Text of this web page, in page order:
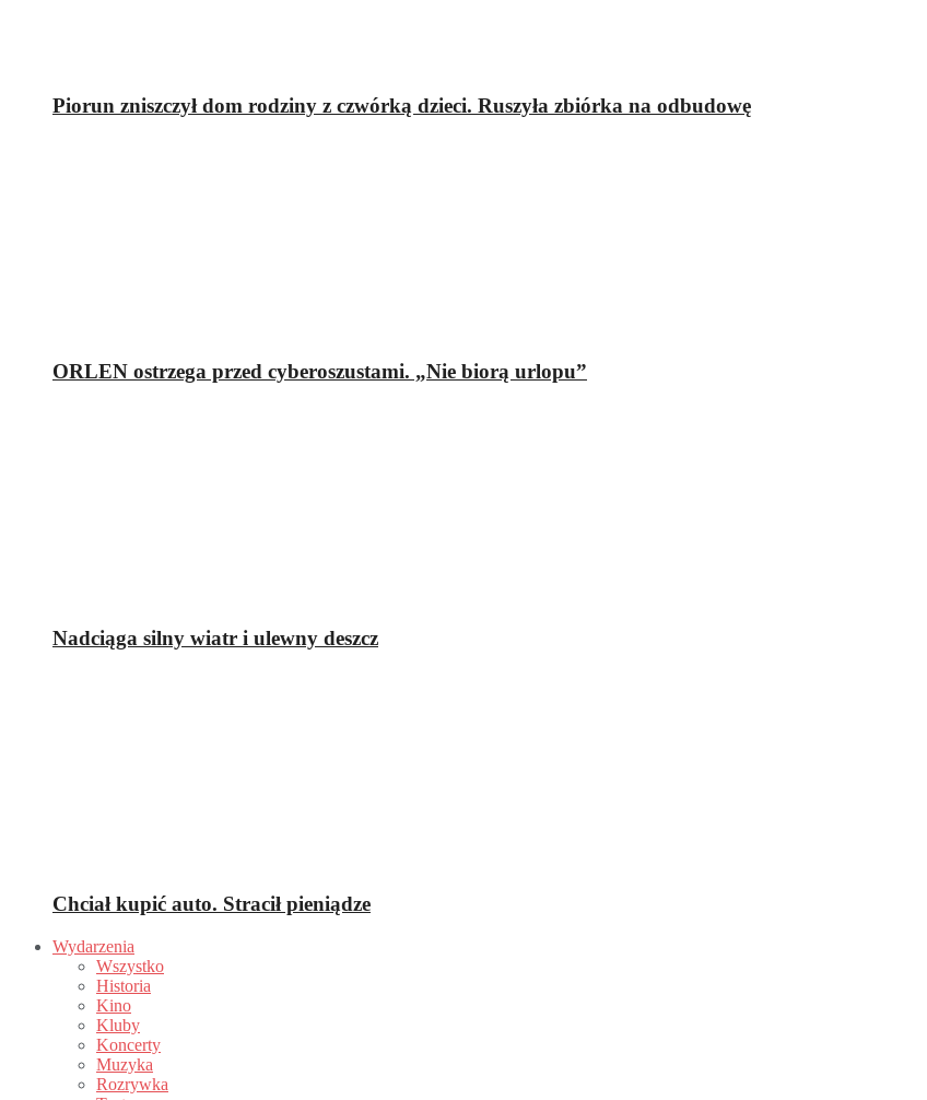
Piorun zniszczył dom rodziny z czwórką dzieci. Ruszyła zbiórka na odbudowę
ORLEN ostrzega przed cyberoszustami. „Nie biorą urlopu”
Nadciąga silny wiatr i ulewny deszcz
Chciał kupić auto. Stracił pieniądze
Wydarzenia
Wszystko
Historia
Kino
Kluby
Koncerty
Muzyka
Rozrywka